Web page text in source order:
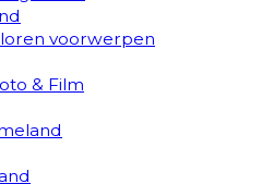
voorwerpen
& Film